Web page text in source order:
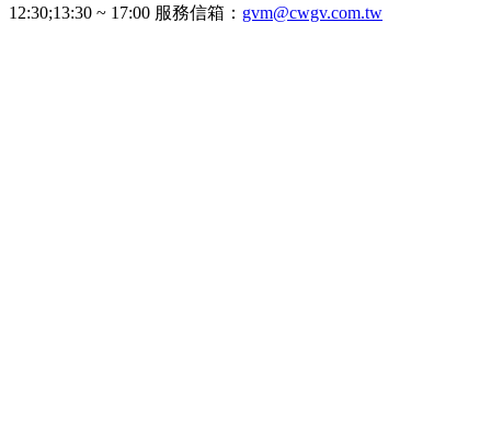
12:30;13:30 ~ 17:00 服務信箱： gvm@cwgv.com.tw